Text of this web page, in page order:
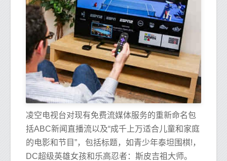
凌空电视台对现有免费流媒体服务的重新命名包
括ABC新闻直播流以及“成千上万适合儿童和家庭
的电影和节目”，包括标题，如青少年泰坦围棋!，
DC超级英雄女孩和乐高忍者：斯皮吉祖大师。